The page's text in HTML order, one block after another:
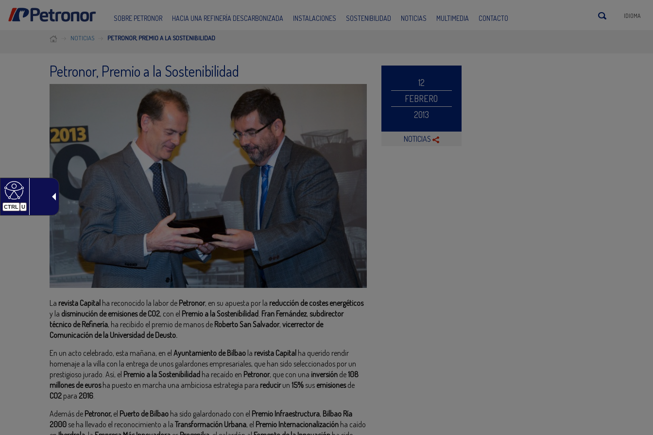
CTRL U
SOBRE PETRONOR HACIA UNA REFINERÍA DESCARBONIZADA INSTALACIONES SOSTENIBILIDAD NOTICIAS MULTIMEDIA CONTACTO IDIOMA
NOTICIAS PETRONOR, PREMIO A LA SOSTENIBILIDAD
Petronor, Premio a la Sostenibilidad
La revista Capital ha reconocido la labor de Petronor, en su apuesta por la reducción de costes energéticos
y la disminución de emisiones de CO2, con el Premio a la Sostenibilidad. Fran Fernández, subdirector
técnico de Refinería, ha recibido el premio de manos de Roberto San Salvador, vicerrector de
Comunicación de la Universidad de Deusto.
En un acto celebrado, esta mañana, en el Ayuntamiento de Bilbao la revista Capital ha querido rendir
homenaje a la villa con la entrega de unos galardones empresariales, que han sido seleccionados por un
prestigioso jurado. Así, el Premio a la Sostenibilidad ha recaído en Petronor, que con una inversión de108
millones de eurosha puesto en marcha una ambiciosa estrategia para reducirun 15% sus emisionesde
CO2 para 2016.
Además de Petronor, el Puerto de Bilbao ha sido galardonado con el Premio Infraestructura, Bilbao Ría
2000 se ha llevado el reconocimiento a la Transformación Urbana, el Premio Internacionalización ha caído
12
FEBRERO
2013
NOTICIAS